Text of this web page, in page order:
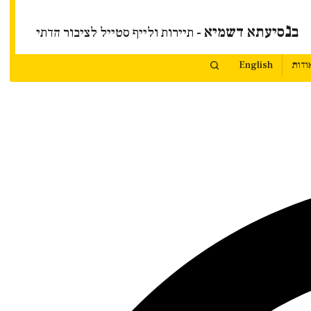
בנסיעתא דשמיא - תיירות ולייף סטייל לציבור הדתי
English